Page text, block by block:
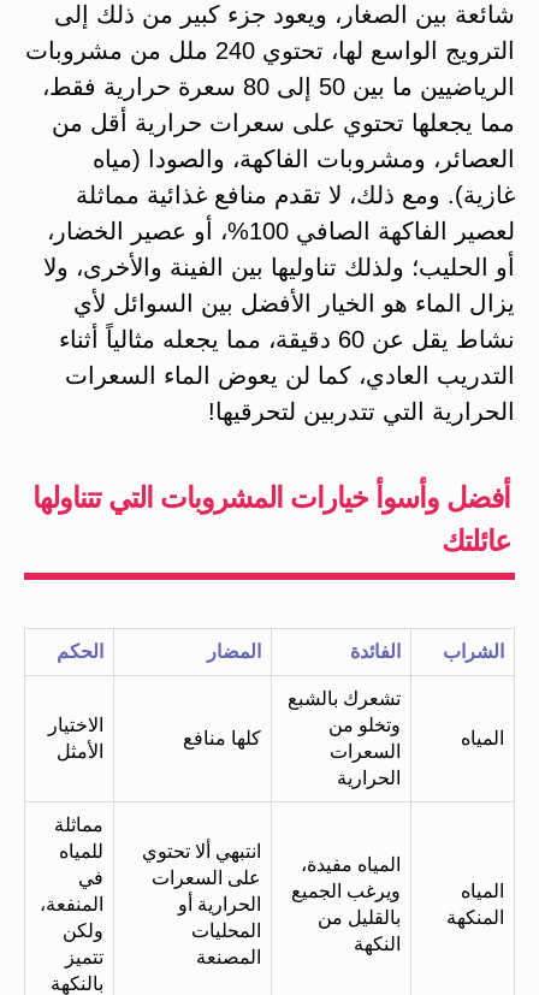
شائعة بين الصغار، ويعود جزء كبير من ذلك إلى
الترويج الواسع لها، تحتوي 240 ملل من مشروبات
الرياضيين ما بين 50 إلى 80 سعرة حرارية فقط،
مما يجعلها تحتوي على سعرات حرارية أقل من
العصائر، ومشروبات الفاكهة، والصودا (مياه
غازية). ومع ذلك، لا تقدم منافع غذائية مماثلة
لعصير الفاكهة الصافي 100%، أو عصير الخضار،
أو الحليب؛ ولذلك تناوليها بين الفينة والأخرى، ولا
يزال الماء هو الخيار الأفضل بين السوائل لأي
نشاط يقل عن 60 دقيقة، مما يجعله مثالياً أثناء
التدريب العادي، كما لن يعوض الماء السعرات
الحرارية التي تتدربين لتحرقيها!
أفضل وأسوأ خيارات المشروبات التي تتناولها
عائلتك
الشراب الفائدة المضار الحكم
المياه
تشعرك بالشبع
وتخلو من
السعرات
الحرارية
كلها منافع
الاختيار
الأمثل
المياه
المنكهة
المياه مفيدة،
ويرغب الجميع
بالقليل من
النكهة
انتبهي ألا تحتوي
على السعرات
الحرارية أو
المحليات
المصنعة
مماثلة
للمياه
في
المنفعة،
ولكن
تتميز
بالنكهة